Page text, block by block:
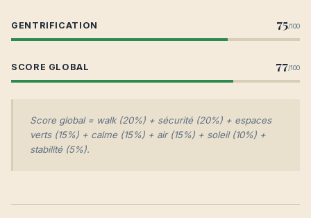
GENTRIFICATION 75/100
SCORE GLOBAL 77/100
Score global = walk (20%) + sécurité (20%) + espaces
verts (15%) + calme (15%) + air (15%) + soleil (10%) +
stabilité (5%).